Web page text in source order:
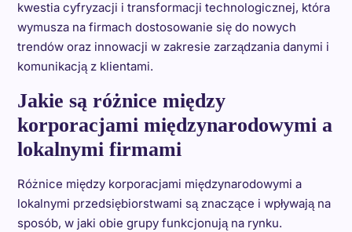
kwestia cyfryzacji i transformacji technologicznej, która
wymusza na firmach dostosowanie się do nowych
trendów oraz innowacji w zakresie zarządzania danymi i
komunikacją z klientami.
Jakie są różnice między
korporacjami międzynarodowymi a
lokalnymi firmami
Różnice między korporacjami międzynarodowymi a
lokalnymi przedsiębiorstwami są znaczące i wpływają na
sposób, w jaki obie grupy funkcjonują na rynku.